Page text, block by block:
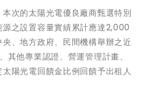
次的太陽光電優良廠商甄選特別
之設置容量實績累計應達2,000
、地方政府、民間機構舉辦之近
其他專業認證、營運管理計畫、
陽光電回饋金比例回饋予出租人